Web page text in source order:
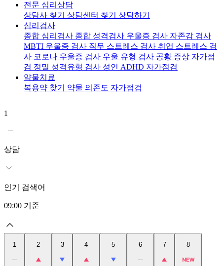
전문 심리상담
상담사 찾기 상담센터 찾기 상담하기
심리검사
종합 심리검사 종합 성격검사 우울증 검사 자존감 검사
MBTI 우울증 검사 직무 스트레스 검사 취업 스트레스 검
사 코로나 우울증 검사 우울 유형 검사 공황 증상 자가점
검 정밀 성격유형 검사 성인 ADHD 자가점검
약물치료
복용약 찾기 약물 의존도 자가점검
1
상담
인기 검색어
09:00 기준
1 2 3 4 5 6 7 8